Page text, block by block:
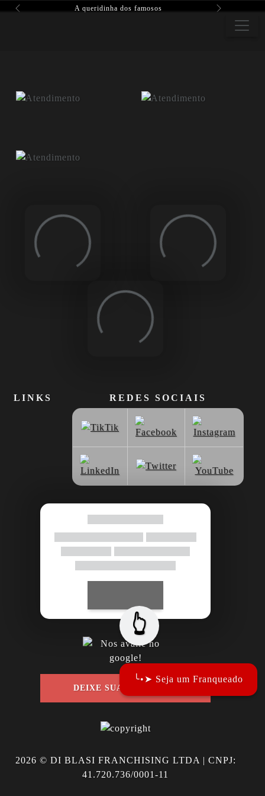
A queridinha dos famosos
Previous Next
👆
╰•➤ Seja um Franqueado
LINKS REDES SOCIAIS
DEIXE SUA AVALIAÇÃO
2026 © DI BLASI FRANCHISING LTDA | CNPJ:
41.720.736/0001-11